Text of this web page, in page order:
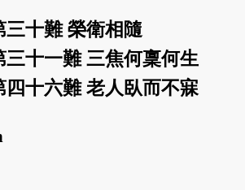
三十難 榮衛相隨
三十一難 三焦何稟何生
四十六難 老人臥而不寐